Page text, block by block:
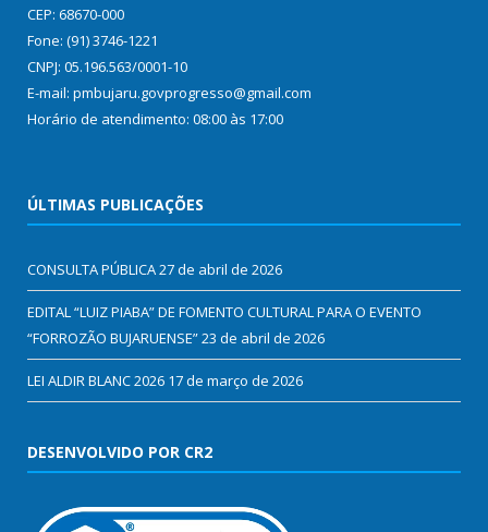
CEP: 68670-000
Fone: (91) 3746-1221
CNPJ: 05.196.563/0001-10
E-mail: pmbujaru.govprogresso@gmail.com
Horário de atendimento: 08:00 às 17:00
ÚLTIMAS PUBLICAÇÕES
CONSULTA PÚBLICA27 de abril de 2026
EDITAL “LUIZ PIABA” DE FOMENTO CULTURAL PARA O EVENTO
“FORROZÃO BUJARUENSE”23 de abril de 2026
LEI ALDIR BLANC 2026 17 de março de 2026
DESENVOLVIDO POR CR2